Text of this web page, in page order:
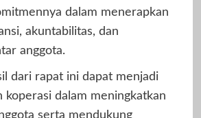
dalam menerapkan
akuntabilitas, dan
anggota.
dari rapat ini dapat menjadi
koperasi dalam meningkatkan
serta mendukung